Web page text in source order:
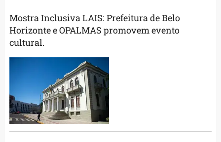
Mostra Inclusiva LAIS: Prefeitura de Belo
Horizonte e OPALMAS promovem evento
cultural.